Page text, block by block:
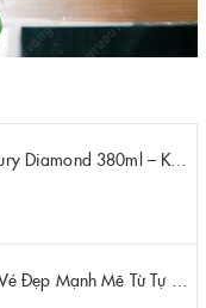
Bộ 04 Ly Whisky RONA Luxury Diamond 380ml – Kiệt Tác Pha Lê Mang Vẻ Đẹp Kim Cương
Bộ 06 Ly RCR Etna 330ml – Vẻ Đẹp Mạnh Mẽ Từ Tự Nhiên Và Nghệ Thuật Pha Lê Ý